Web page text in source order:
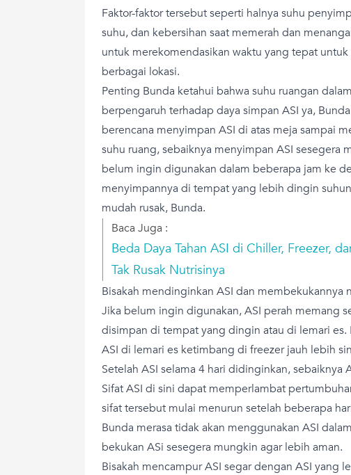
Faktor-faktor tersebut seperti halnya suhu
suhu, dan kebersihan saat memerah dan
untuk merekomendasikan waktu yang tepat
berbagai lokasi.
Penting Bunda ketahui bahwa suhu ruangan
berpengaruh terhadap daya simpan ASI ya,
berencana menyimpan ASI di atas meja sampai
suhu ruang, sebaiknya menyimpan ASI sesegera
belum ingin digunakan dalam beberapa jam ke
menyimpannya di tempat yang lebih dingin
mudah rusak, Bunda.
Baca Juga :
Beda Daya Tahan ASI di Chiller, Freezer,
Tak Rusak Nutrisinya
Bisakah mendinginkan ASI dan membekukannya
Jika belum ingin digunakan, ASI perah memang
disimpan di tempat yang dingin atau di lemari es.
ASI di lemari es ketimbang di freezer jauh lebih
Setelah ASI selama 4 hari didinginkan, sebaiknya
Sifat ASI di sini dapat memperlambat
sifat tersebut mulai menurun setelah beberapa
Bunda merasa tidak akan menggunakan ASI
bekukan ASi sesegera mungkin agar lebih aman.
Bisakah mencampur ASI segar dengan ASI yang